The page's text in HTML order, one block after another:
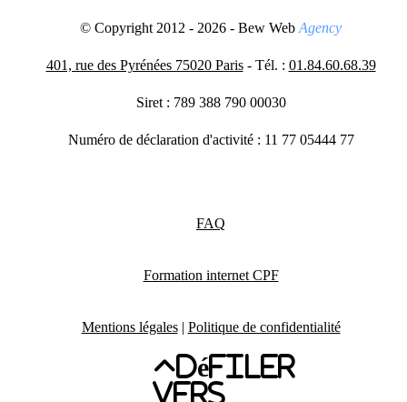
© Copyright 2012 - 2026 - Bew Web Agency
401, rue des Pyrénées 75020 Paris- Tél. : 01.84.60.68.39
Siret : 789 388 790 00030
Numéro de déclaration d'activité : 11 77 05444 77
FAQ
Formation internet CPF
Mentions légales| Politique de confidentialité
Défiler
vers